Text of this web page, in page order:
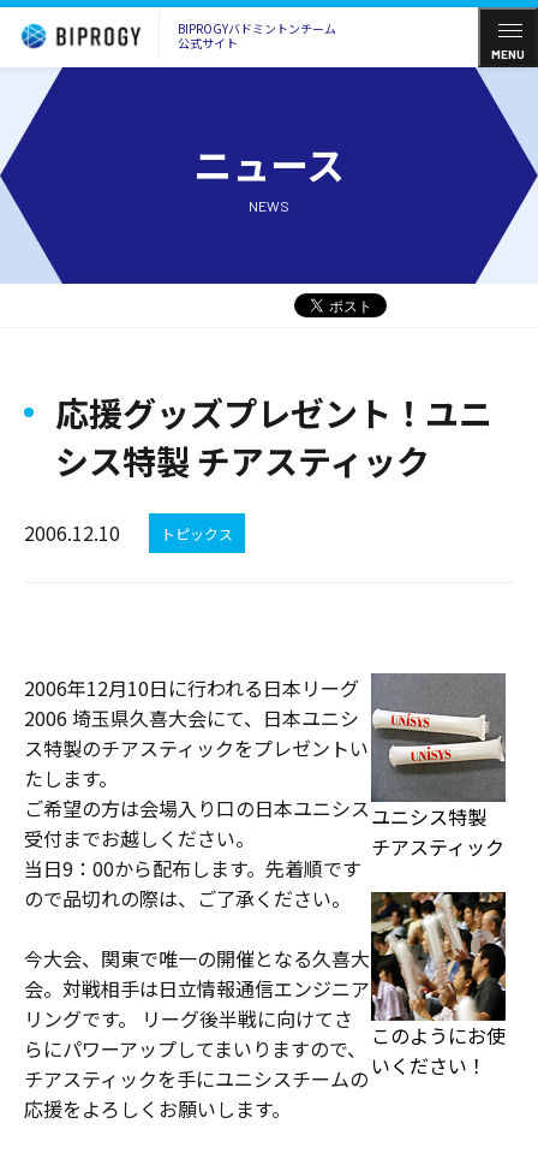
BIPROGYバドミントンチーム
公式サイト
MENU
ニュース
NEWS
応援グッズプレゼント！ユニ
シス特製 チアスティック
2006.12.10 トピックス
2006年12月10日に行われる日本リーグ
2006 埼玉県久喜大会にて、日本ユニシ
ス特製のチアスティックをプレゼントい
たします。
ご希望の方は会場入り口の日本ユニシス
受付までお越しください。
当日9：00から配布します。先着順です
ので品切れの際は、ご了承ください。
今大会、関東で唯一の開催となる久喜大
会。対戦相手は日立情報通信エンジニア
リングです。 リーグ後半戦に向けてさ
らにパワーアップしてまいりますので、
チアスティックを手にユニシスチームの
応援をよろしくお願いします。
ユニシス特製
チアスティック
このようにお使
いください！